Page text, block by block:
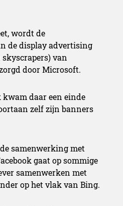
wordt de
de display advertising
skyscrapers) van
door Microsoft.
kwam daar een einde
zelf zijn banners
samenwerking met
gaat op sommige
samenwerken met
op het vlak van Bing.